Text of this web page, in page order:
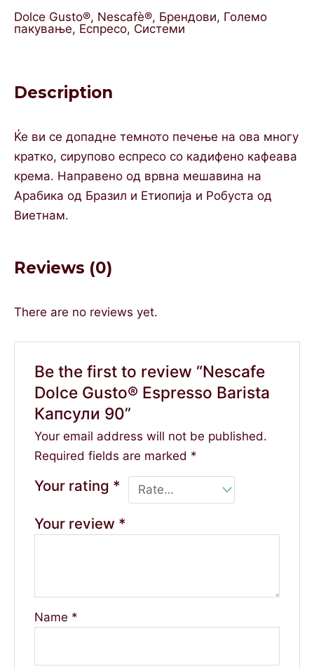
Dolce Gusto®, Nescafè®, Брендови, Големо
пакување, Еспресо, Системи
Description
Ќе ви се допадне темното печење на ова многу
кратко, сирупово еспресо со кадифено кафеава
крема. Направено од врвна мешавина на
Арабика од Бразил и Етиопија и Робуста од
Виетнам.
Reviews (0)
There are no reviews yet.
Be the first to review “Nescafe
Dolce Gusto® Espresso Barista
Капсули 90”
Your email address will not be published.
Required fields are marked *
Your rating *
Your review *
Name *